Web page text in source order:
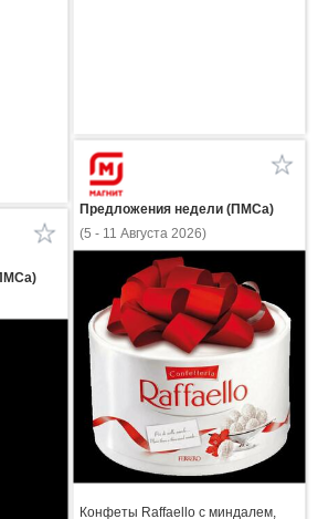
Предложения недели (ПМСа)
(5 - 11 Августа 2026)
Конфеты Raffaello с миндалем,